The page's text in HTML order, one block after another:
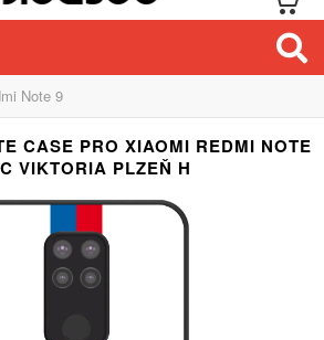
Note 9
CASE PRO XIAOMI REDMI NOTE
VIKTORIA PLZEŇ H